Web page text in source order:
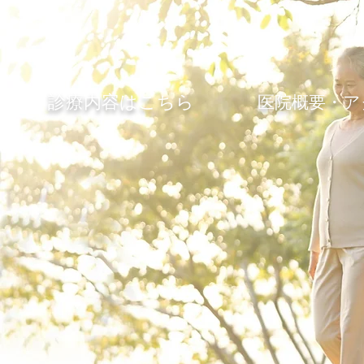
診療内容はこちら 医院概要・